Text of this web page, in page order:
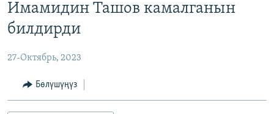
МАДАНИЯТ
УКРАИНА
ТВ ПРОГРАММАЛАР
БҮГҮН АЗАТТЫКТА
ПОДКАСТ
Имамидин Ташов камалганын
билдирди
27-Октябрь, 2023
Бөлүшүңүз